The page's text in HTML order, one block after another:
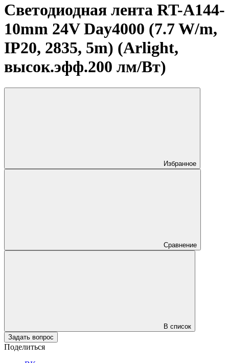
Светодиодная лента RT-A144-
10mm 24V Day4000 (7.7 W/m,
IP20, 2835, 5m) (Arlight,
высок.эфф.200 лм/Вт)
Избранное
Сравнение
В список
Задать вопрос
Поделиться